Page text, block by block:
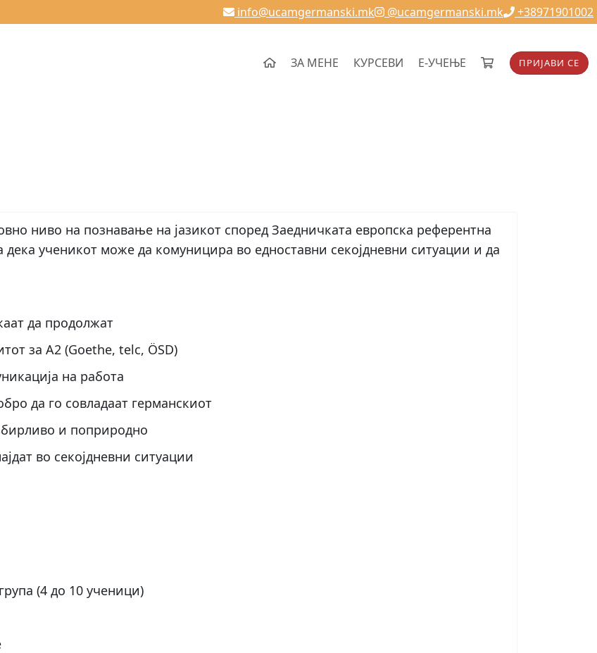
info@ucamgermanski.mk @ucamgermanski.mk +38971901002
ЗА МЕНЕ КУРСЕВИ Е-УЧЕЊЕ ПРИЈАВИ СЕ
ниво на познавање на јазикот според Заедничката европска референтна
дека ученикот може да комуницира во едноставни секојдневни ситуации и да
да продолжат
за А2 (Goethe, telc, ÖSD)
на работа
да го совладаат германскиот
и поприродно
во секојдневни ситуации
(4 до 10 ученици)